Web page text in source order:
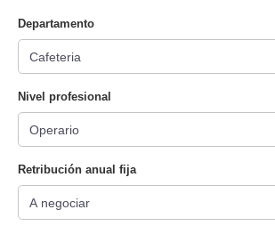
Departamento
Nivel profesional
Retribución anual fija